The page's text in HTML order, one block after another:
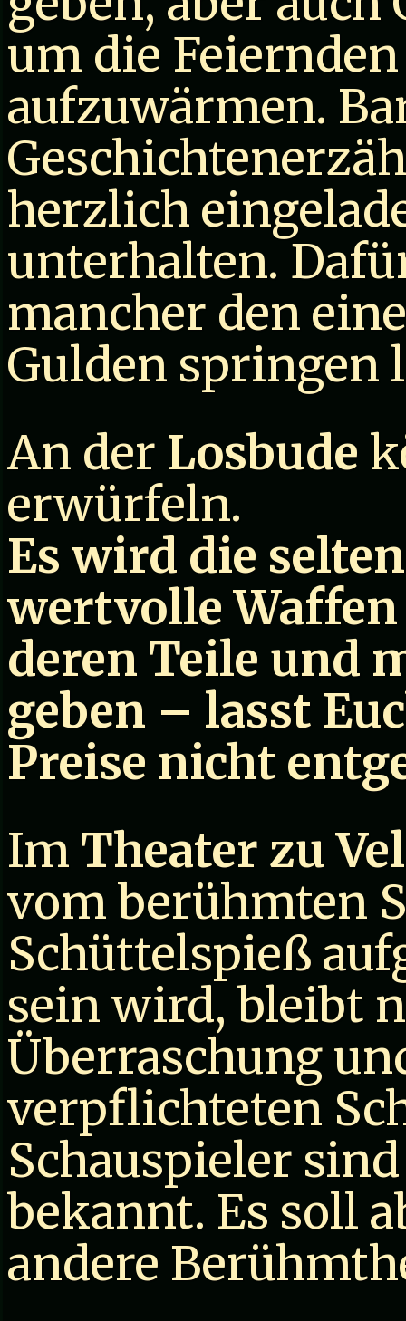
um die
aufzuwärmen.
herzlich
unterhalten.
mancher den
Gulden springen
An der Losbude
erwürfeln.
Es wird die
wertvolle
deren Teile und
geben – lasst
Preise nicht
Im Theater zu
vom berühmten
Schüttelspieß
sein wird, bleibt
Überraschung
verpflichteten
Schauspieler
bekannt. Es soll
andere